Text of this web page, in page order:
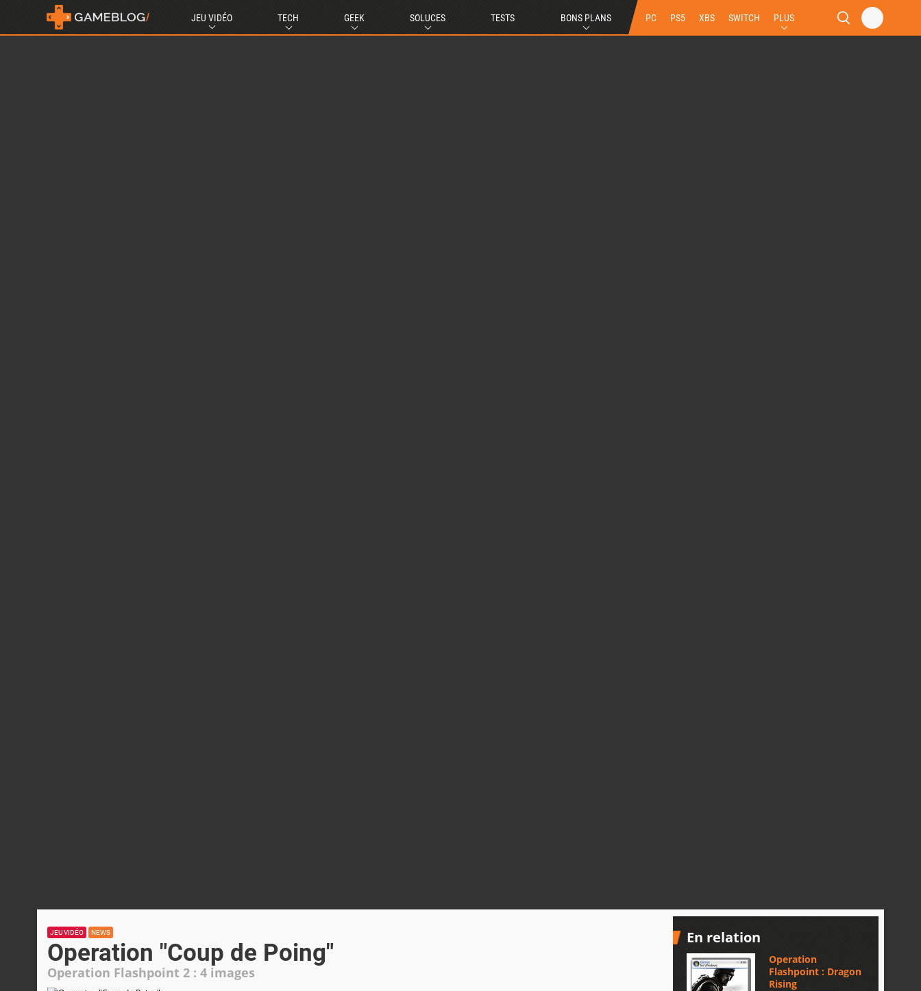
JEU VIDÉO TECH GEEK SOLUCES TESTS BONS PLANS PC PS5 XBS SWITCH PLUS
JEU VIDÉO NEWS
Operation "Coup de Poing"
Operation Flashpoint 2 : 4 images
En relation
Operation
Flashpoint : Dragon
Rising